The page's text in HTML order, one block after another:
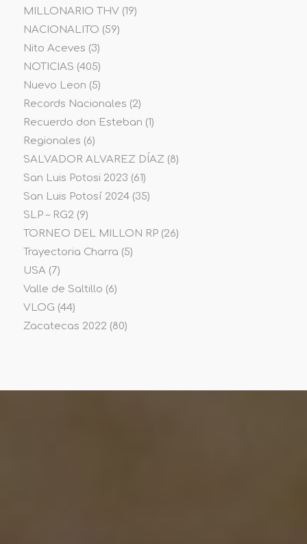
MILLONARIO THV(19)
NACIONALITO (59)
Nito Aceves (3)
NOTICIAS (405)
Nuevo Leon (5)
Records Nacionales (2)
Recuerdo don Esteban (1)
Regionales (6)
SALVADOR ALVAREZ DÍAZ (8)
San Luis Potosi 2023 (61)
San Luis Potosí 2024(35)
SLP – RG2 (9)
TORNEO DEL MILLON RP(26)
Trayectoria Charra (5)
USA(7)
Valle de Saltillo (6)
VLOG (44)
Zacatecas 2022 (80)